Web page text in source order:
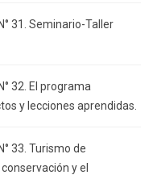
31. Seminario-Taller
32. El programa
y lecciones aprendidas.
33. Turismo de
y el